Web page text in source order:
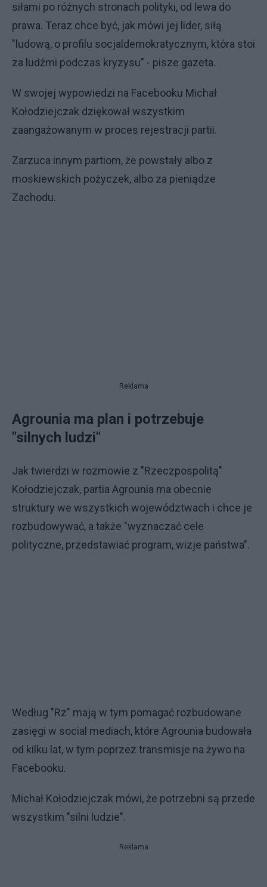
siłami po różnych stronach polityki, od lewa do
prawa. Teraz chce być, jak mówi jej lider, siłą
"ludową, o profilu socjaldemokratycznym, która stoi
za ludźmi podczas kryzysu" - pisze gazeta.
W swojej wypowiedzi na Facebooku Michał
Kołodziejczak dziękował wszystkim
zaangażowanym w proces rejestracji partii.
Zarzuca innym partiom, że powstały albo z
moskiewskich pożyczek, albo za pieniądze
Zachodu.
Reklama
Agrounia ma plan i potrzebuje
"silnych ludzi"
Jak twierdzi w rozmowie z "Rzeczpospolitą"
Kołodziejczak, partia Agrounia ma obecnie
struktury we wszystkich województwach i chce je
rozbudowywać, a także "wyznaczać cele
polityczne, przedstawiać program, wizje państwa".
Według "Rz" mają w tym pomagać rozbudowane
zasięgi w social mediach, które Agrounia budowała
od kilku lat, w tym poprzez transmisje na żywo na
Facebooku.
Michał Kołodziejczak mówi, że potrzebni są przede
wszystkim "silni ludzie".
Reklama